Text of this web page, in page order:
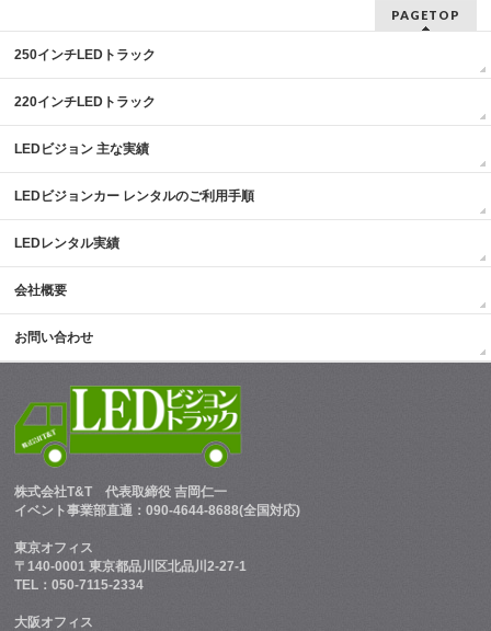
PAGETOP
250インチLEDトラック
220インチLEDトラック
LEDビジョン 主な実績
LEDビジョンカー レンタルのご利用手順
LEDレンタル実績
会社概要
お問い合わせ
株式会社T&T 代表取締役 吉岡仁一
イベント事業部直通：090-4644-8688(全国対応)
東京オフィス
〒140-0001 東京都品川区北品川2-27-1
TEL：050-7115-2334
大阪オフィス